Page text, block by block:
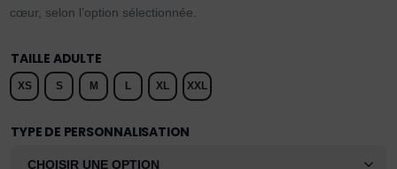
cœur, selon l’option sélectionnée.
TAILLE ADULTE
XS S M L XL XXL
TYPE DE PERSONNALISATION